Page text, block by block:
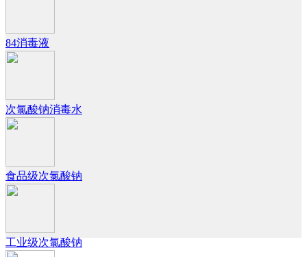
84消毒液
次氯酸钠消毒水
食品级次氯酸钠
工业级次氯酸钠